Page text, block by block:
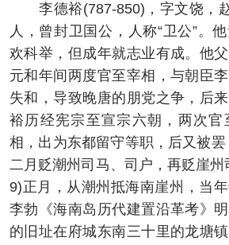
李德裕(787-850)，字文饶，
人，曾封卫国公，人称“卫公”。
欢科举，但成年就志业有成。他
元和年间两度官至宰相，与朝臣
失和，导致晚唐的朋党之争，后
裕历经宪宗至宣宗六朝，两次官
相，出为东都留守等职，后又被
二月贬潮州司马、司户，再贬崖
9)正月，从潮州抵海南崖州，当年
李勃《海南岛历代建置沿革考》
的旧址在府城东南三十里的龙塘